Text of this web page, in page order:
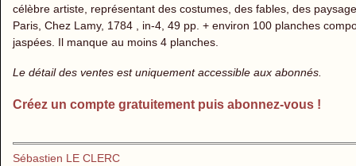
célèbre artiste, représentant des costumes, des fables, des
Paris, Chez Lamy, 1784 , in-4, 49 pp. + environ 100 planches
jaspées. Il manque au moins 4 planches.
Le détail des ventes est uniquement accessible aux abonnés.
Créez un compte gratuitement puis abonnez-vous !
Sébastien LE CLERC